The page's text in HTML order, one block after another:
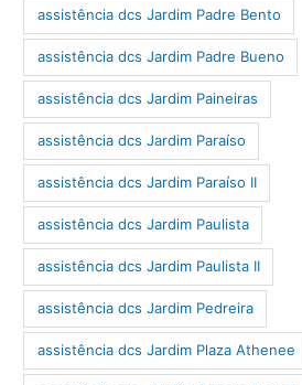
assistência dcs Jardim Padre Bento
assistência dcs Jardim Padre Bueno
assistência dcs Jardim Paineiras
assistência dcs Jardim Paraíso
assistência dcs Jardim Paraíso II
assistência dcs Jardim Paulista
assistência dcs Jardim Paulista II
assistência dcs Jardim Pedreira
assistência dcs Jardim Plaza Athenee